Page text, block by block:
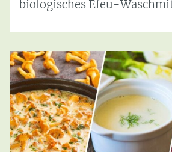
biologisches Efeu-